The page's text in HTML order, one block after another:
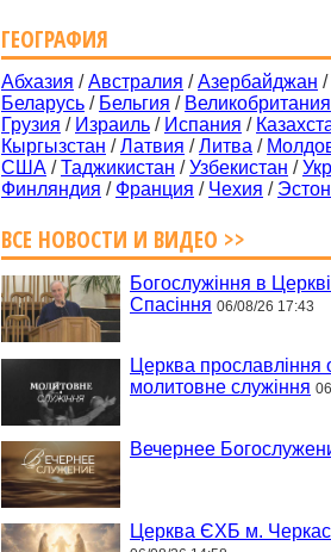
ГЕОГРАФИЯ
Абхазия /Австралия /Азербайджан /
Беларусь / Бельгия / Великобритания
Грузия / Израиль / Испания /
Кыргызстан /Латвия /Литва /
США /Таджикистан /Узбекистан /
Финляндия / Франция / Чехия /
ВСЕ НОВОСТИ И ВИДЕО >>
Богослужіння в
Спасіння 06/08/26 17:43
Церква прославління
молитовне служіння
Вечернее
Церква ЄХБ м.